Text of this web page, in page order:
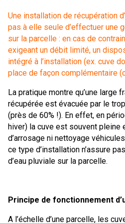
Une installation de récupération
pas à elle seule d’effectuer une
sur la parcelle : en cas de
exigeant un débit limité, un
intégré à l’installation (ex. cuve
place de façon complémentaire
La pratique montre qu’une large
récupérée est évacuée par le
(près de 60% !). En effet, en
hiver) la cuve est souvent pleine
d’arrosage ni nettoyage
ce type d’installation n’assure
d’eau pluviale sur la parcelle.
Principe de fonctionnement
A l’échelle d’une parcelle, les